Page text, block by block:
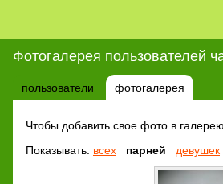
Фотогалерея пользователей
пользователи фотогалерея
Чтобы добавить свое фото в
Показывать: всех парней девушек